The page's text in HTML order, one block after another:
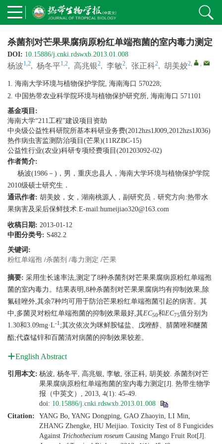
杀菌剂对芒果果腐病原粉红单端孢菌的室内毒力测定
DOI: 10.15886/j.cnki.rdswxb.2013.01.008
杨波1,2, 杨冬平1,2, 高兆银2, 李敏2, 张正科2, 胡美姣2, ,
1. 海南大学环境与植物保护学院, 海南海口 570228;
2. 中国热带农业科学院环境与植物保护研究所, 海南海口 571101
基金项目:
海南大学“211工程”建设项目资助
中央级公益性科研院所基本科研业务费(2012hzs1J009,2012hzs1J036)
热作病虫害监测防治项目(芒果)(11RZBC-15)
公益性行业(农业)科研专项经费项目(201203092-02)
作者简介:
杨波(1986－)，男，重庆忠县人，海南大学环境与植物保护学院
2010级硕士研究生．
通讯作者: 胡美姣，女，湖南桃源人，副研究员．研究方向:热带水
果病害及采后保鲜技术.E-mail:humeijiao320@163.com
收稿日期: 2013-01-12
中图分类号: S482.2
关键词:
粉红单端孢 /杀菌剂 /毒力测定 /芒果
摘要: 采用生长速率法,测定了8种杀菌剂对芒果果腐病原粉红单端孢
菌的室内毒力。结果表明,8种杀菌剂对芒果果腐病均有抑制效果,除
氟硅唑外,其余7种均可用于防治芒果粉红单端孢菌引起的病害。其
中,多菌灵对粉红单端孢菌的抑制效果最好,其EC50和EC75值分别为
1.30和3.09mg·L-1 ;其次依次为咪鲜胺锰盐、戊唑醇、腈菌唑和醚菌
酯;代森锰锌和百菌清对病菌的抑制效果较差。
English Abstract
引用本文: 杨波, 杨冬平, 高兆银, 李敏, 张正科, 胡美姣. 杀菌剂对芒
果果腐病原粉红单端孢菌的室内毒力测定[J]. 热带生物学
报（中英文）, 2013, 4(1): 45-49.
doi: 10.15886/j.cnki.rdswxb.2013.01.008
Citation:
YANG Bo, YANG Dongping, GAO Zhaoyin, LI Min,
ZHANG Zhengke, HU Meijiao. Toxicity Test of 8 Fungicides
Against Trichothecium roseum Causing Mango Fruit Rot[J].